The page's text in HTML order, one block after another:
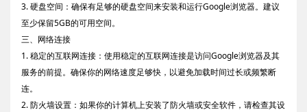
3. 硬盘空间：确保有足够的硬盘空间来安装和运行Google浏览器。建议
至少保留5GB的可用空间。
三、网络连接
1. 稳定的互联网连接：使用稳定的互联网连接是访问Google浏览器及其
服务的前提。确保你的网络速度足够快，以避免加载时间过长或频繁断
连。
2. 防火墙设置：如果你的计算机上安装了防火墙或安全软件，请检查其设